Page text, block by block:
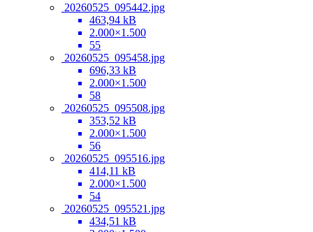
20260525_095442.jpg
463,94 kB
2.000×1.500
55
20260525_095458.jpg
696,33 kB
2.000×1.500
58
20260525_095508.jpg
353,52 kB
2.000×1.500
56
20260525_095516.jpg
414,11 kB
2.000×1.500
54
20260525_095521.jpg
434,51 kB